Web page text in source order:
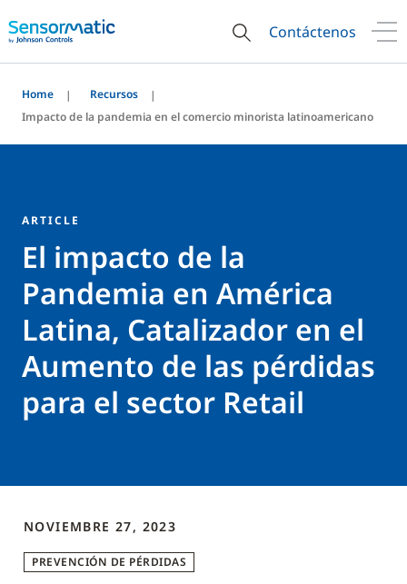
Contáctenos
Home
Recursos
Impacto de la pandemia en el comercio minorista latinoamericano
ARTICLE
El impacto de la
Pandemia en América
Latina, Catalizador en el
Aumento de las pérdidas
para el sector Retail
NOVIEMBRE 27, 2023
PREVENCIÓN DE PÉRDIDAS